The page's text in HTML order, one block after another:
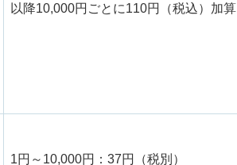
以降10,000円ごとに110円（税込）加算
1円～10,000円：37円（税別）